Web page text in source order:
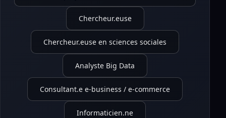
Chercheur.euse
Chercheur.euse en sciences sociales
Analyste Big Data
Consultant.e e-business / e-commerce
Informaticien.ne